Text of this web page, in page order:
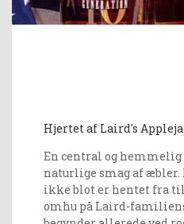
Hjertet af Laird's
En central og hemmelig
naturlige smag af
ikke blot er hentet fra
omhu på Laird-